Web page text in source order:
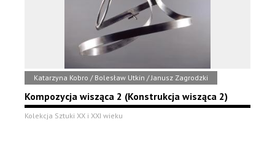
Katarzyna Kobro / Bolesław Utkin / Janusz Zagrodzki
Kompozycja wisząca 2 (Konstrukcja wisząca 2)
Kolekcja Sztuki XX i XXI wieku